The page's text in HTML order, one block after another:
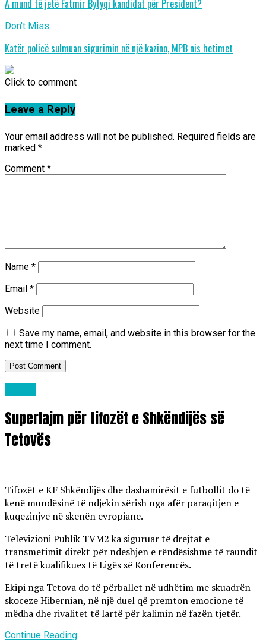
A mund të jetë Fatmir Bytyqi kandidat për President?
Don't Miss
Katër policë sulmuan sigurimin në një kazino, MPB nis hetimet
Click to comment
Leave a Reply
Your email address will not be published. Required fields are
marked *
Comment *
Name *
Email *
Website
Save my name, email, and website in this browser for the
next time I comment.
Superlajm për tifozët e Shkëndijës së
Tetovës
Tifozët e KF Shkëndijës dhe dashamirësit e futbollit do të
kenë mundësinë të ndjekin sërish nga afër paraqitjen e
kuqezinjve në skenën evropiane.
Televizioni Publik TVM2 ka siguruar të drejtat e
transmetimit direkt për ndeshjen e rëndësishme të raundit
të tretë kualifikues të Ligës së Konferencës.
Ekipi nga Tetova do të përballet në udhëtim me skuadrën
skoceze Hibernian, në një duel që premton emocione të
mëdha dhe rivalitet të lartë për kalimin në fazën tjetër.
Continue Reading